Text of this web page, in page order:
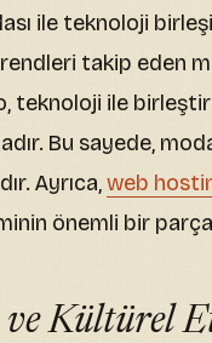
ile teknoloji
takip eden
teknoloji ile
Bu sayede,
Ayrıca,web
önemli bir
ve Kültürel